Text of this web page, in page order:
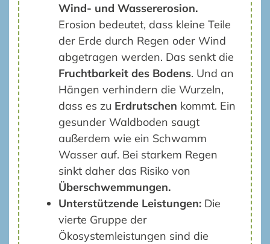
Wind- und Wassererosion.
Erosion bedeutet, dass kleine Teile
der Erde durch Regen oder Wind
abgetragen werden. Das senkt die
Fruchtbarkeit des Bodens. Und an
Hängen verhindern die Wurzeln,
dass es zu Erdrutschen kommt. Ein
gesunder Waldboden saugt
außerdem wie ein Schwamm
Wasser auf. Bei starkem Regen
sinkt daher das Risiko von
Überschwemmungen.
Unterstützende Leistungen: Die
vierte Gruppe der
Ökosystemleistungen sind die